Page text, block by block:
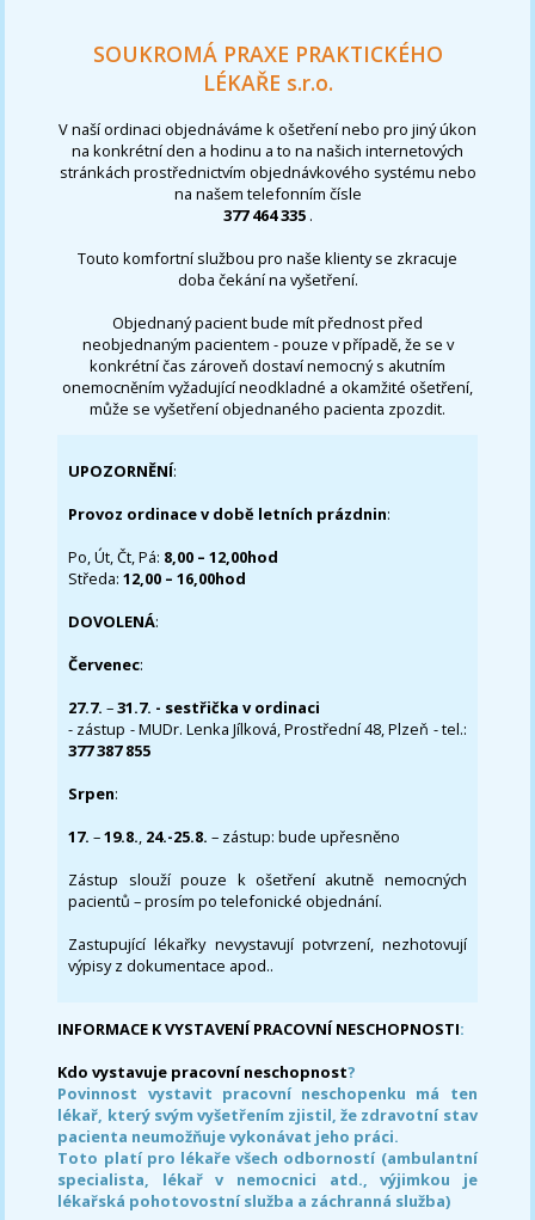
SOUKROMÁ PRAXE PRAKTICKÉHO
LÉKAŘE s.r.o.
V naší ordinaci objednáváme k ošetření nebo pro jiný úkon
na konkrétní den a hodinu a to na našich internetových
stránkách prostřednictvím objednávkového systému nebo
na našem telefonním čísle
377 464 335 .
Touto komfortní službou pro naše klienty se zkracuje
doba čekání na vyšetření.
Objednaný pacient bude mít přednost před
neobjednaným pacientem - pouze v případě, že se v
konkrétní čas zároveň dostaví nemocný s akutním
onemocněním vyžadující neodkladné a okamžité ošetření,
může se vyšetření objednaného pacienta zpozdit.
UPOZORNĚNÍ:
Provoz ordinace v době letních prázdnin:
Po, Út, Čt, Pá: 8,00 – 12,00hod
Středa:12,00 – 16,00hod
DOVOLENÁ:
Červenec:
27.7.–31.7. - sestřička v ordinaci
- zástup - MUDr. Lenka Jílková, Prostřední 48, Plzeň - tel.:
377 387 855
Srpen:
17. –19.8., 24.-25.8. – zástup: bude upřesněno
Zástup slouží pouze k ošetření akutně nemocných
pacientů – prosím po telefonické objednání.
Zastupující lékařky nevystavují potvrzení, nezhotovují
výpisy z dokumentace apod..
INFORMACE K VYSTAVENÍ PRACOVNÍ NESCHOPNOSTI:
Kdo vystavuje pracovní neschopnost?
Povinnost vystavit pracovní neschopenku má ten
lékař, který svým vyšetřením zjistil, že zdravotní stav
pacienta neumožňuje vykonávat jeho práci.
Toto platí pro lékaře všech odborností (ambulantní
specialista, lékař v nemocnici atd., výjimkou je
lékařská pohotovostní služba a záchranná služba)